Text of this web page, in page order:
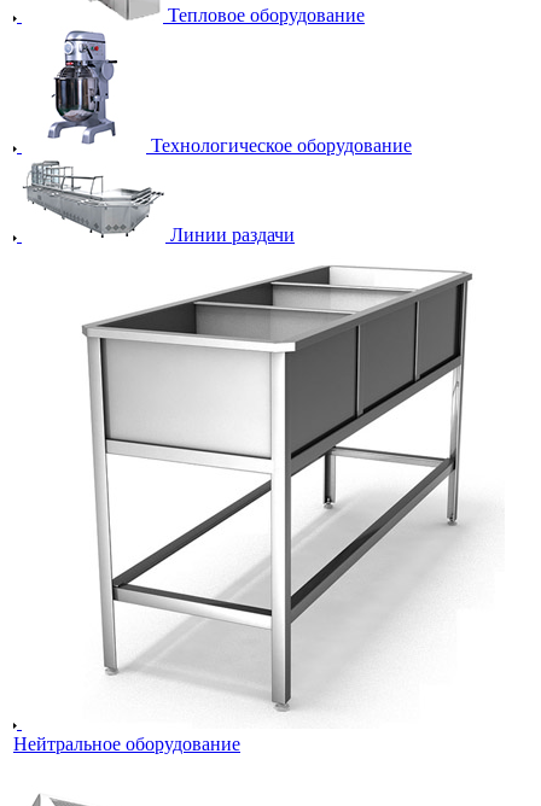
Тепловое оборудование
Технологическое оборудование
Линии раздачи
Нейтральное оборудование